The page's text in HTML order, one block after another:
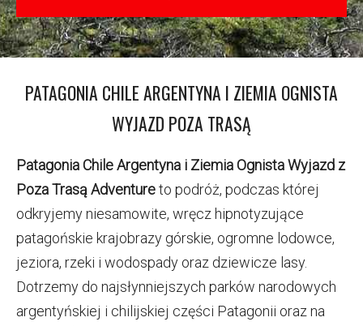
PATAGONIA CHILE ARGENTYNA I ZIEMIA OGNISTA
WYJAZD POZA TRASĄ
Patagonia Chile Argentyna i Ziemia Ognista Wyjazd z
Poza Trasą Adventureto podróż, podczas której
odkryjemy niesamowite, wręcz hipnotyzujące
patagońskie krajobrazy górskie, ogromne lodowce,
jeziora, rzeki i wodospady oraz dziewicze lasy.
Dotrzemy do najsłynniejszych parków narodowych
argentyńskiej i chilijskiej części Patagonii oraz na